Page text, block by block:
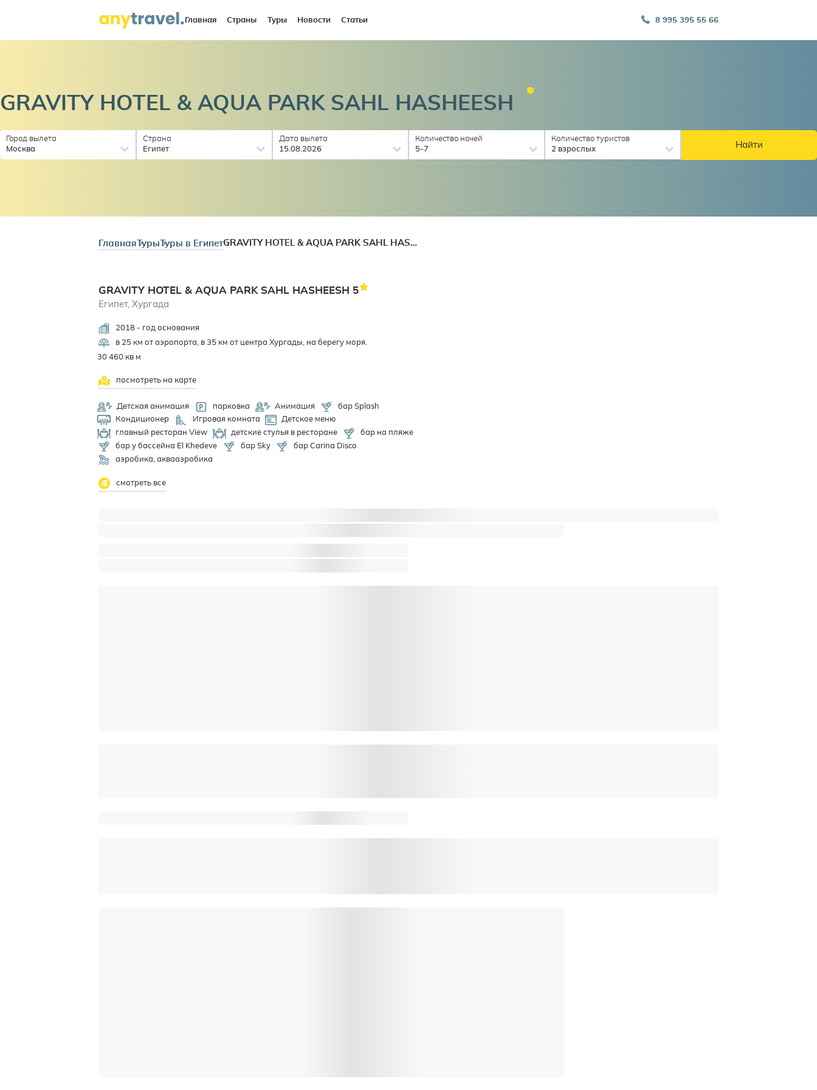
Главная Страны Туры Новости Статьи 8 995 395 55 66
GRAVITY HOTEL & AQUA PARK SAHL HASHEESH
Город вылета
Москва
Страна
Египет
Дата вылета
15.08.2026
Количество ночей
5-7
Количество туристов
2 взрослых
Найти
ГлавнаяТурыТуры в Египет GRAVITY HOTEL & AQUA PARK SAHL HASHEESH
GRAVITY HOTEL & AQUA PARK SAHL HASHEESH 5
Египет, Хургада
2018 - год основания
в 25 км от аэропорта, в 35 км от центра Хургады, на берегу моря.
30 460 кв м
посмотреть на карте
Детская анимация парковка Анимация
бар Splash
Кондиционер
Игровая комната
Детское меню
главный ресторан View
детские стулья в ресторане
бар на пляжe
бар у бассейна El Khedeve
бар Sky
бар Carina Disco
аэробика, аквааэробика
смотреть все